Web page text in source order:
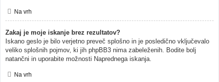
Na vrh
Zakaj je moje iskanje brez rezultatov?
Iskano geslo je bilo verjetno preveč splošno in je posledično vključevalo
veliko splošnih pojmov, ki jih phpBB3 nima zabeleženih. Bodite bolj
natančni in uporabite možnosti Naprednega iskanja.
Na vrh